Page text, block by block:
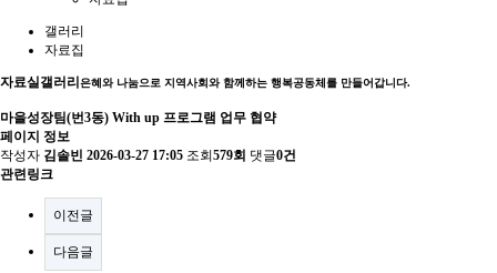
갤러리
자료집
자료실갤러리 은혜와 나눔으로 지역사회와 함께하는 행복공동체를 만들어갑니다.
마을성장팀(번3동) With up 프로그램 업무 협약
페이지 정보
작성자 김솔빈 2026-03-27 17:05 조회 579회 댓글0건
관련링크
이전글
다음글